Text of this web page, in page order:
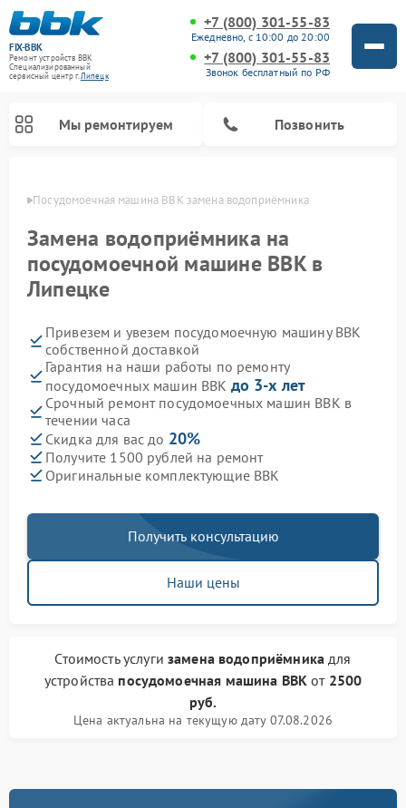
FIX-BBK
Ремонт устройств BBK
Специализированный
cервисный центр г.Липецк
+7 (800) 301-55-83
Ежедневно, с 10:00 до 20:00
+7 (800) 301-55-83
Звонок бесплатный по РФ
Мы ремонтируем Позвонить
Посудомоечная машина BBK замена водоприёмника
Замена водоприёмника на
посудомоечной машине BBK в
Липецке
Привезем и увезем посудомоечную машину BBK
собственной доставкой
Гарантия на наши работы по ремонту
посудомоечных машин BBK до 3-х лет
Срочный ремонт посудомоечных машин BBK в
течении часа
Скидка для вас до 20%
Получите 1500 рублей на ремонт
Оригинальные комплектующие BBK
Получить консультацию
Наши цены
Стоимость услуги замена водоприёмникадля
устройства посудомоечная машина BBK от 2500
руб.
Цена актуальна на текущую дату 07.08.2026